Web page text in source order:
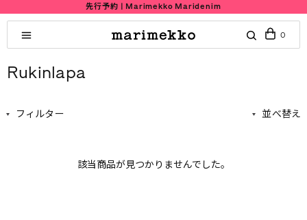
先行予約 | Marimekko Maridenim
0
Rukinlapa
フィルター 並べ替え
該当商品が見つかりませんでした。